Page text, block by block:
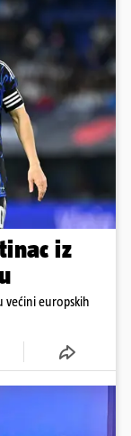
iz
većini europskih